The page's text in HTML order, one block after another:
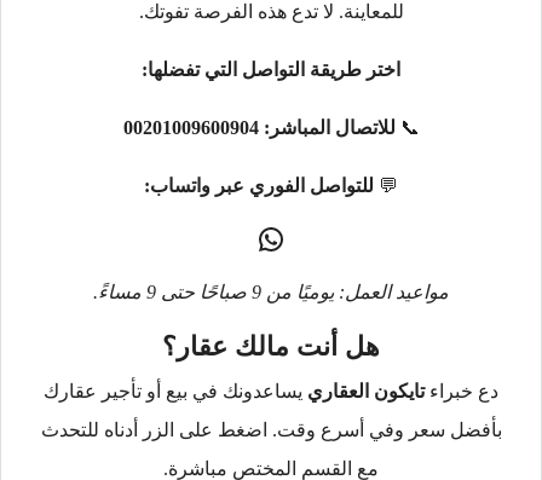
للمعاينة. لا تدع هذه الفرصة تفوتك.
اختر طريقة التواصل التي تفضلها:
📞 للاتصال المباشر: 00201009600904
💬 للتواصل الفوري عبر واتساب:
مواعيد العمل: يوميًا من 9 صباحًا حتى 9 مساءً.
هل أنت مالك عقار؟
دع خبراءتايكون العقاري يساعدونك في بيع أو تأجير عقارك
بأفضل سعر وفي أسرع وقت. اضغط على الزر أدناه للتحدث
مع القسم المختص مباشرة.